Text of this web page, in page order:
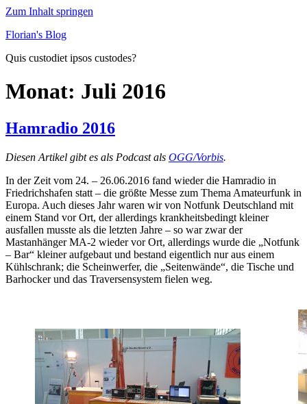
Zum Inhalt springen
Florian's Blog
Quis custodiet ipsos custodes?
Monat: Juli 2016
Hamradio 2016
Diesen Artikel gibt es als Podcast als OGG/Vorbis.
In der Zeit vom 24. – 26.06.2016 fand wieder die Hamradio in
Friedrichshafen statt – die größte Messe zum Thema Amateurfunk in
Europa. Auch dieses Jahr waren wir von Notfunk Deutschland mit
einem Stand vor Ort, der allerdings krankheitsbedingt kleiner
ausfallen musste als die letzten Jahre – so war zwar der
Mastanhänger MA-2 wieder vor Ort, allerdings wurde die „Notfunk
– Bar“ kleiner aufgebaut und bestand eigentlich nur aus einem
Kühlschrank; die Scheinwerfer, die „Seitenwände“, die Tische und
Barhocker und das Traversensystem fielen weg.